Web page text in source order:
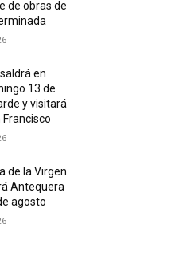
de obras de
en
13 de
y visitará
Francisco
de la Virgen
Antequera
agosto